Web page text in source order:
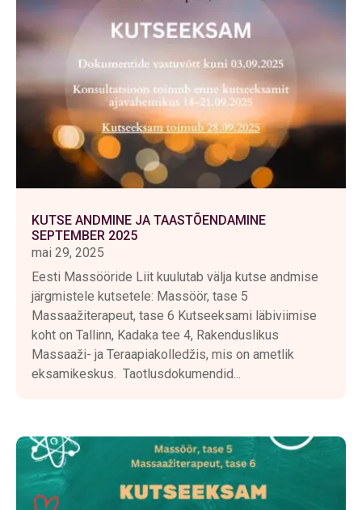
KUTSE ANDMINE JA TAASTÕENDAMINE
SEPTEMBER 2025
mai 29, 2025
Eesti Massööride Liit kuulutab välja kutse andmise
järgmistele kutsetele: Massöör, tase 5
Massaažiterapeut, tase 6 Kutseeksami läbiviimise
koht on Tallinn, Kadaka tee 4, Rakenduslikus
Massaaži- ja Teraapiakolledžis, mis on ametlik
eksamikeskus. Taotlusdokumendid...